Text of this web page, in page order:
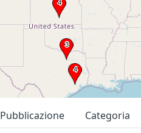
Pubblicazione Categoria